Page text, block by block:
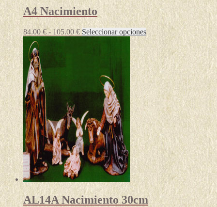
A4 Nacimiento
84.00€ - 105.00€Rango
105.00 €
Seleccionar opcionesEste
producto
tiene
múltiples
variantes.
Las
opciones
se
pueden
elegir
en
la
página
de
producto
AL14A Nacimiento 30cm